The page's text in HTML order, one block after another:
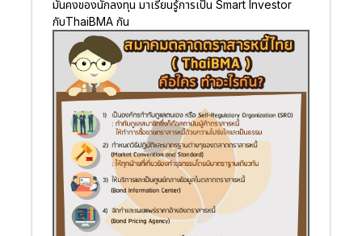
มั่นคงของนักลงทุน มาเรียนรู้การเป็น Smart Investor
กับThaiBMA กัน